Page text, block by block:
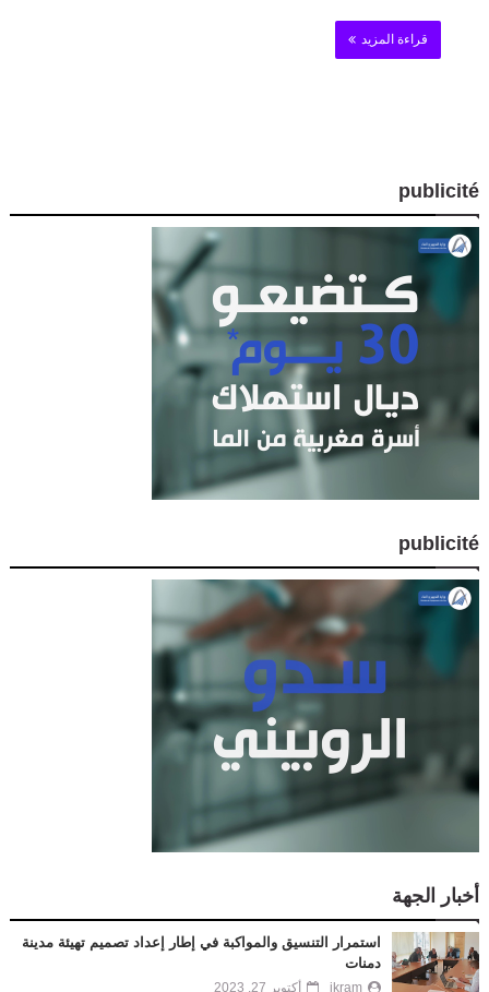
قراءة المزيد
publicité
publicité
أخبار الجهة
استمرار التنسيق والمواكبة في إطار إعداد تصميم تهيئة مدينة
دمنات
ikram أكتوبر 27, 2023